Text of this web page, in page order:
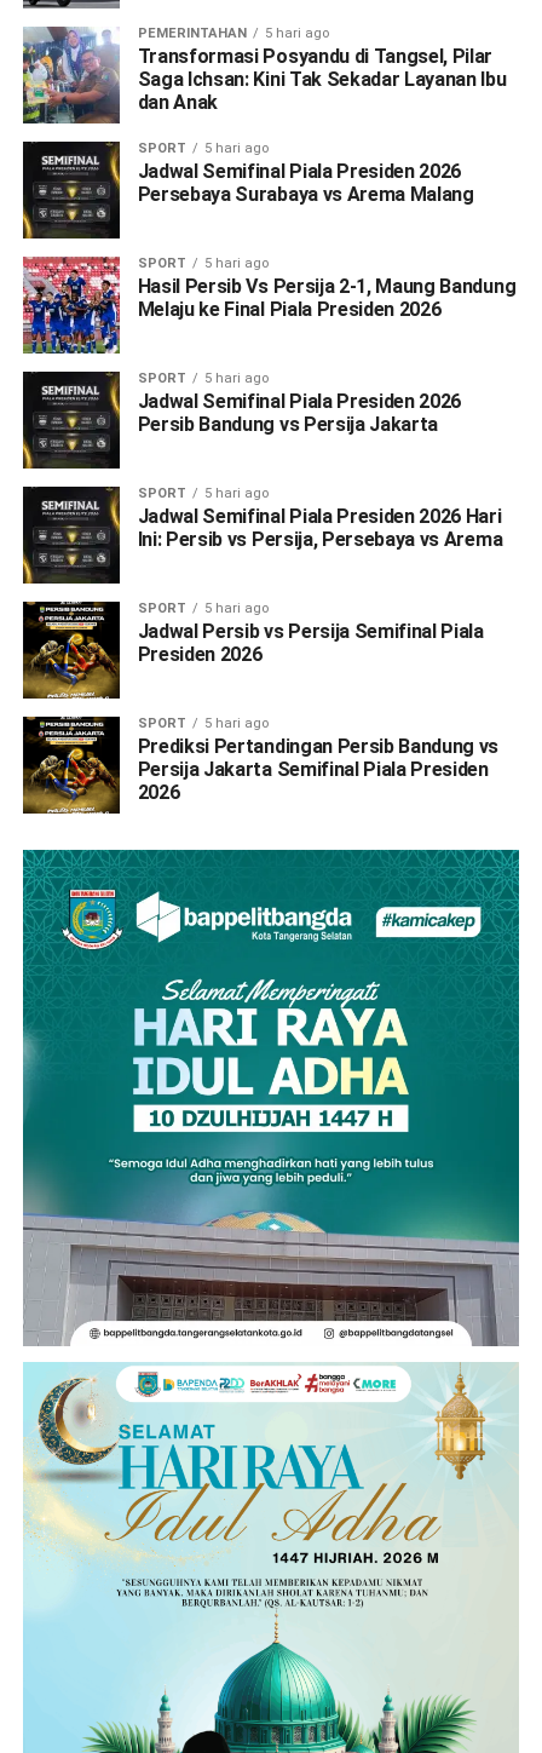
PEMERINTAHAN 5 hari ago
Transformasi Posyandu di Tangsel, Pilar
Saga Ichsan: Kini Tak Sekadar Layanan Ibu
dan Anak
SPORT 5 hari ago
Jadwal Semifinal Piala Presiden 2026
Persebaya Surabaya vs Arema Malang
SPORT 5 hari ago
Hasil Persib Vs Persija 2-1, Maung Bandung
Melaju ke Final Piala Presiden 2026
SPORT 5 hari ago
Jadwal Semifinal Piala Presiden 2026
Persib Bandung vs Persija Jakarta
SPORT 5 hari ago
Jadwal Semifinal Piala Presiden 2026 Hari
Ini: Persib vs Persija, Persebaya vs Arema
SPORT 5 hari ago
Jadwal Persib vs Persija Semifinal Piala
Presiden 2026
SPORT 5 hari ago
Prediksi Pertandingan Persib Bandung vs
Persija Jakarta Semifinal Piala Presiden
2026